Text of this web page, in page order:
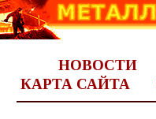
НОВОСТИ
КАРТА САЙТА